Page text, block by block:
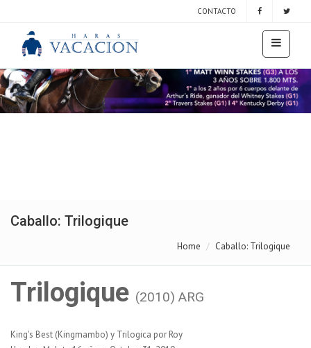
CONTACTO
Caballo: Trilogique
Home Caballo: Trilogique
Trilogique (2010) ARG
King's Best (Kingmambo) y Trilogica por Roy